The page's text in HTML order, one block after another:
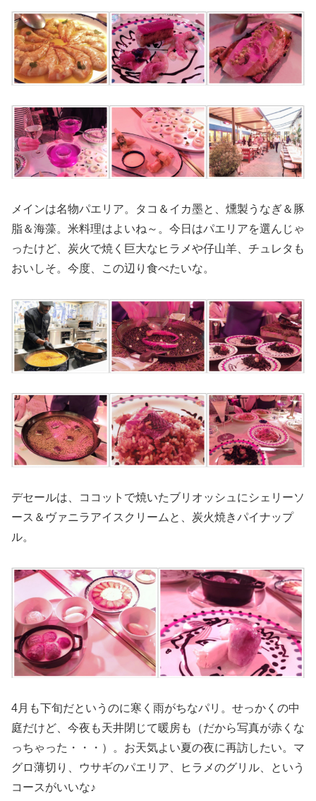
メインは名物パエリア。タコ＆イカ墨と、燻製うなぎ＆豚
脂＆海藻。米料理はよいね～。今日はパエリアを選んじゃ
ったけど、炭火で焼く巨大なヒラメや仔山羊、チュレタも
おいしそ。今度、この辺り食べたいな。
デセールは、ココットで焼いたブリオッシュにシェリーソ
ース＆ヴァニラアイスクリームと、炭火焼きパイナップ
ル。
4月も下旬だというのに寒く雨がちなパリ。せっかくの中
庭だけど、今夜も天井閉じて暖房も（だから写真が赤くな
っちゃった・・・）。お天気よい夏の夜に再訪したい。マ
グロ薄切り、ウサギのパエリア、ヒラメのグリル、という
コースがいいな♪